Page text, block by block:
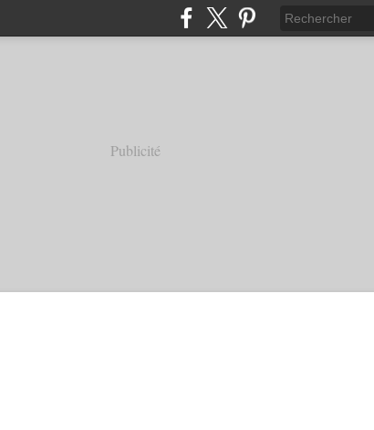
Publicité